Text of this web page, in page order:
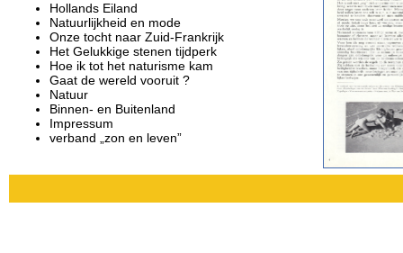
Hollands Eiland
Natuurlijkheid en mode
Onze tocht naar Zuid-Frankrijk
Het Gelukkige stenen tijdperk
Hoe ik tot het naturisme kam
Gaat de wereld vooruit ?
Natuur
Binnen- en Buitenland
Impressum
verband „zon en leven”